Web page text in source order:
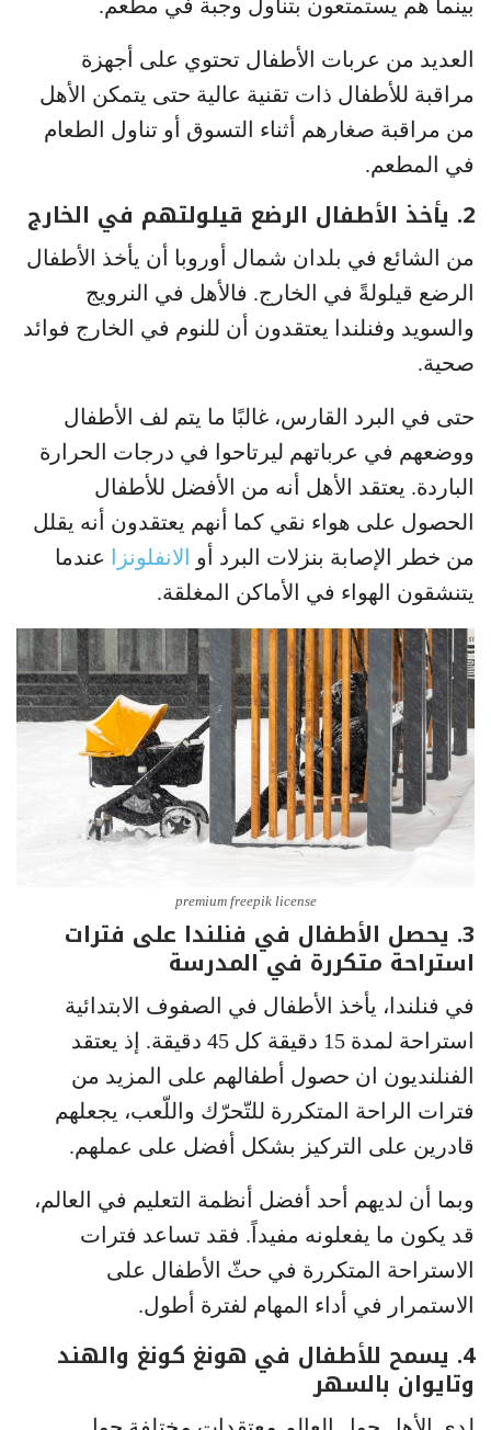
بينما هم يستمتعون بتناول وجبة في مطعم.
العديد من عربات الأطفال تحتوي على أجهزة
مراقبة للأطفال ذات تقنية عالية حتى يتمكن الأهل
من مراقبة صغارهم أثناء التسوق أو تناول الطعام
في المطعم.
2. يأخذ الأطفال الرضع قيلولتهم في الخارج
من الشائع في بلدان شمال أوروبا أن يأخذ الأطفال
الرضع قيلولةً في الخارج. فالأهل في النرويج
والسويد وفنلندا يعتقدون أن للنوم في الخارج فوائد
صحية.
حتى في البرد القارس، غالبًا ما يتم لف الأطفال
ووضعهم في عرباتهم ليرتاحوا في درجات الحرارة
الباردة. يعتقد الأهل أنه من الأفضل للأطفال
الحصول على هواء نقي كما أنهم يعتقدون أنه يقلل
من خطر الإصابة بنزلات البرد أو الانفلونزا عندما
يتنشقون الهواء في الأماكن المغلقة.
premium freepik license
3. يحصل الأطفال في فنلندا على فترات
استراحة متكررة في المدرسة
في فنلندا، يأخذ الأطفال في الصفوف الابتدائية
استراحة لمدة 15 دقيقة كل 45 دقيقة. إذ يعتقد
الفنلنديون ان حصول أطفالهم على المزيد من
فترات الراحة المتكررة للتّحرّك واللّعب، يجعلهم
قادرين على التركيز بشكل أفضل على عملهم.
وبما أن لديهم أحد أفضل أنظمة التعليم في العالم،
قد يكون ما يفعلونه مفيداً. فقد تساعد فترات
الاستراحة المتكررة في حثّ الأطفال على
الاستمرار في أداء المهام لفترة أطول.
4. يسمح للأطفال في هونغ كونغ والهند
وتايوان بالسهر